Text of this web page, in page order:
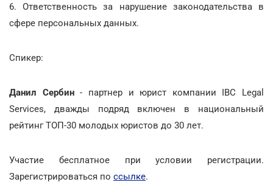
6. Ответственность за нарушение законодательства в
сфере персональных данных.
Спикер:
Данил Сербин- партнер и юрист компании IBC Legal
Services, дважды подряд включен в национальный
рейтинг ТОП-30 молодых юристов до 30 лет.
Участие бесплатное при условии регистрации.
Зарегистрироваться по ссылке.